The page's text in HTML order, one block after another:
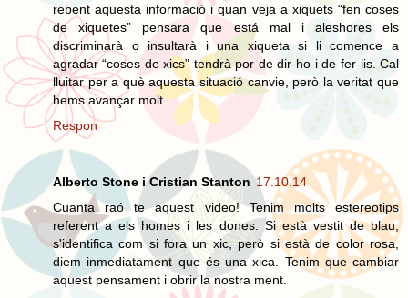
rebent aquesta informació i quan veja a xiquets “fen coses
de xiquetes” pensara que está mal i aleshores els
discriminarà o insultarà i una xiqueta si li comence a
agradar “coses de xics” tendrà por de dir-ho i de fer-lis. Cal
lluitar per a què aquesta situació canvie, però la veritat que
hems avançar molt.
Respon
Alberto Stone i Cristian Stanton 17.10.14
Cuanta raó te aquest video! Tenim molts estereotips
referent a els homes i les dones. Si està vestit de blau,
s'identifica com si fora un xic, però si està de color rosa,
diem inmediatament que és una xica. Tenim que cambiar
aquest pensament i obrir la nostra ment.